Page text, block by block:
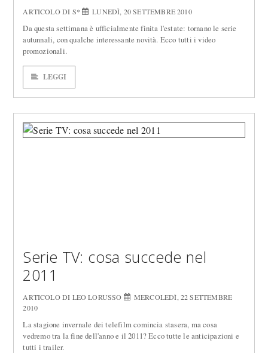
ARTICOLO DI S* LUNEDÌ, 20 SETTEMBRE 2010
Da questa settimana è ufficialmente finita l'estate: tornano le serie
autunnali, con qualche interessante novità. Ecco tutti i video
promozionali.
LEGGI
Serie TV: cosa succede nel
2011
ARTICOLO DI LEO LORUSSO
MERCOLEDÌ, 22 SETTEMBRE
2010
La stagione invernale dei telefilm comincia stasera, ma cosa
vedremo tra la fine dell'anno e il 2011? Ecco tutte le anticipazioni e
tutti i trailer.